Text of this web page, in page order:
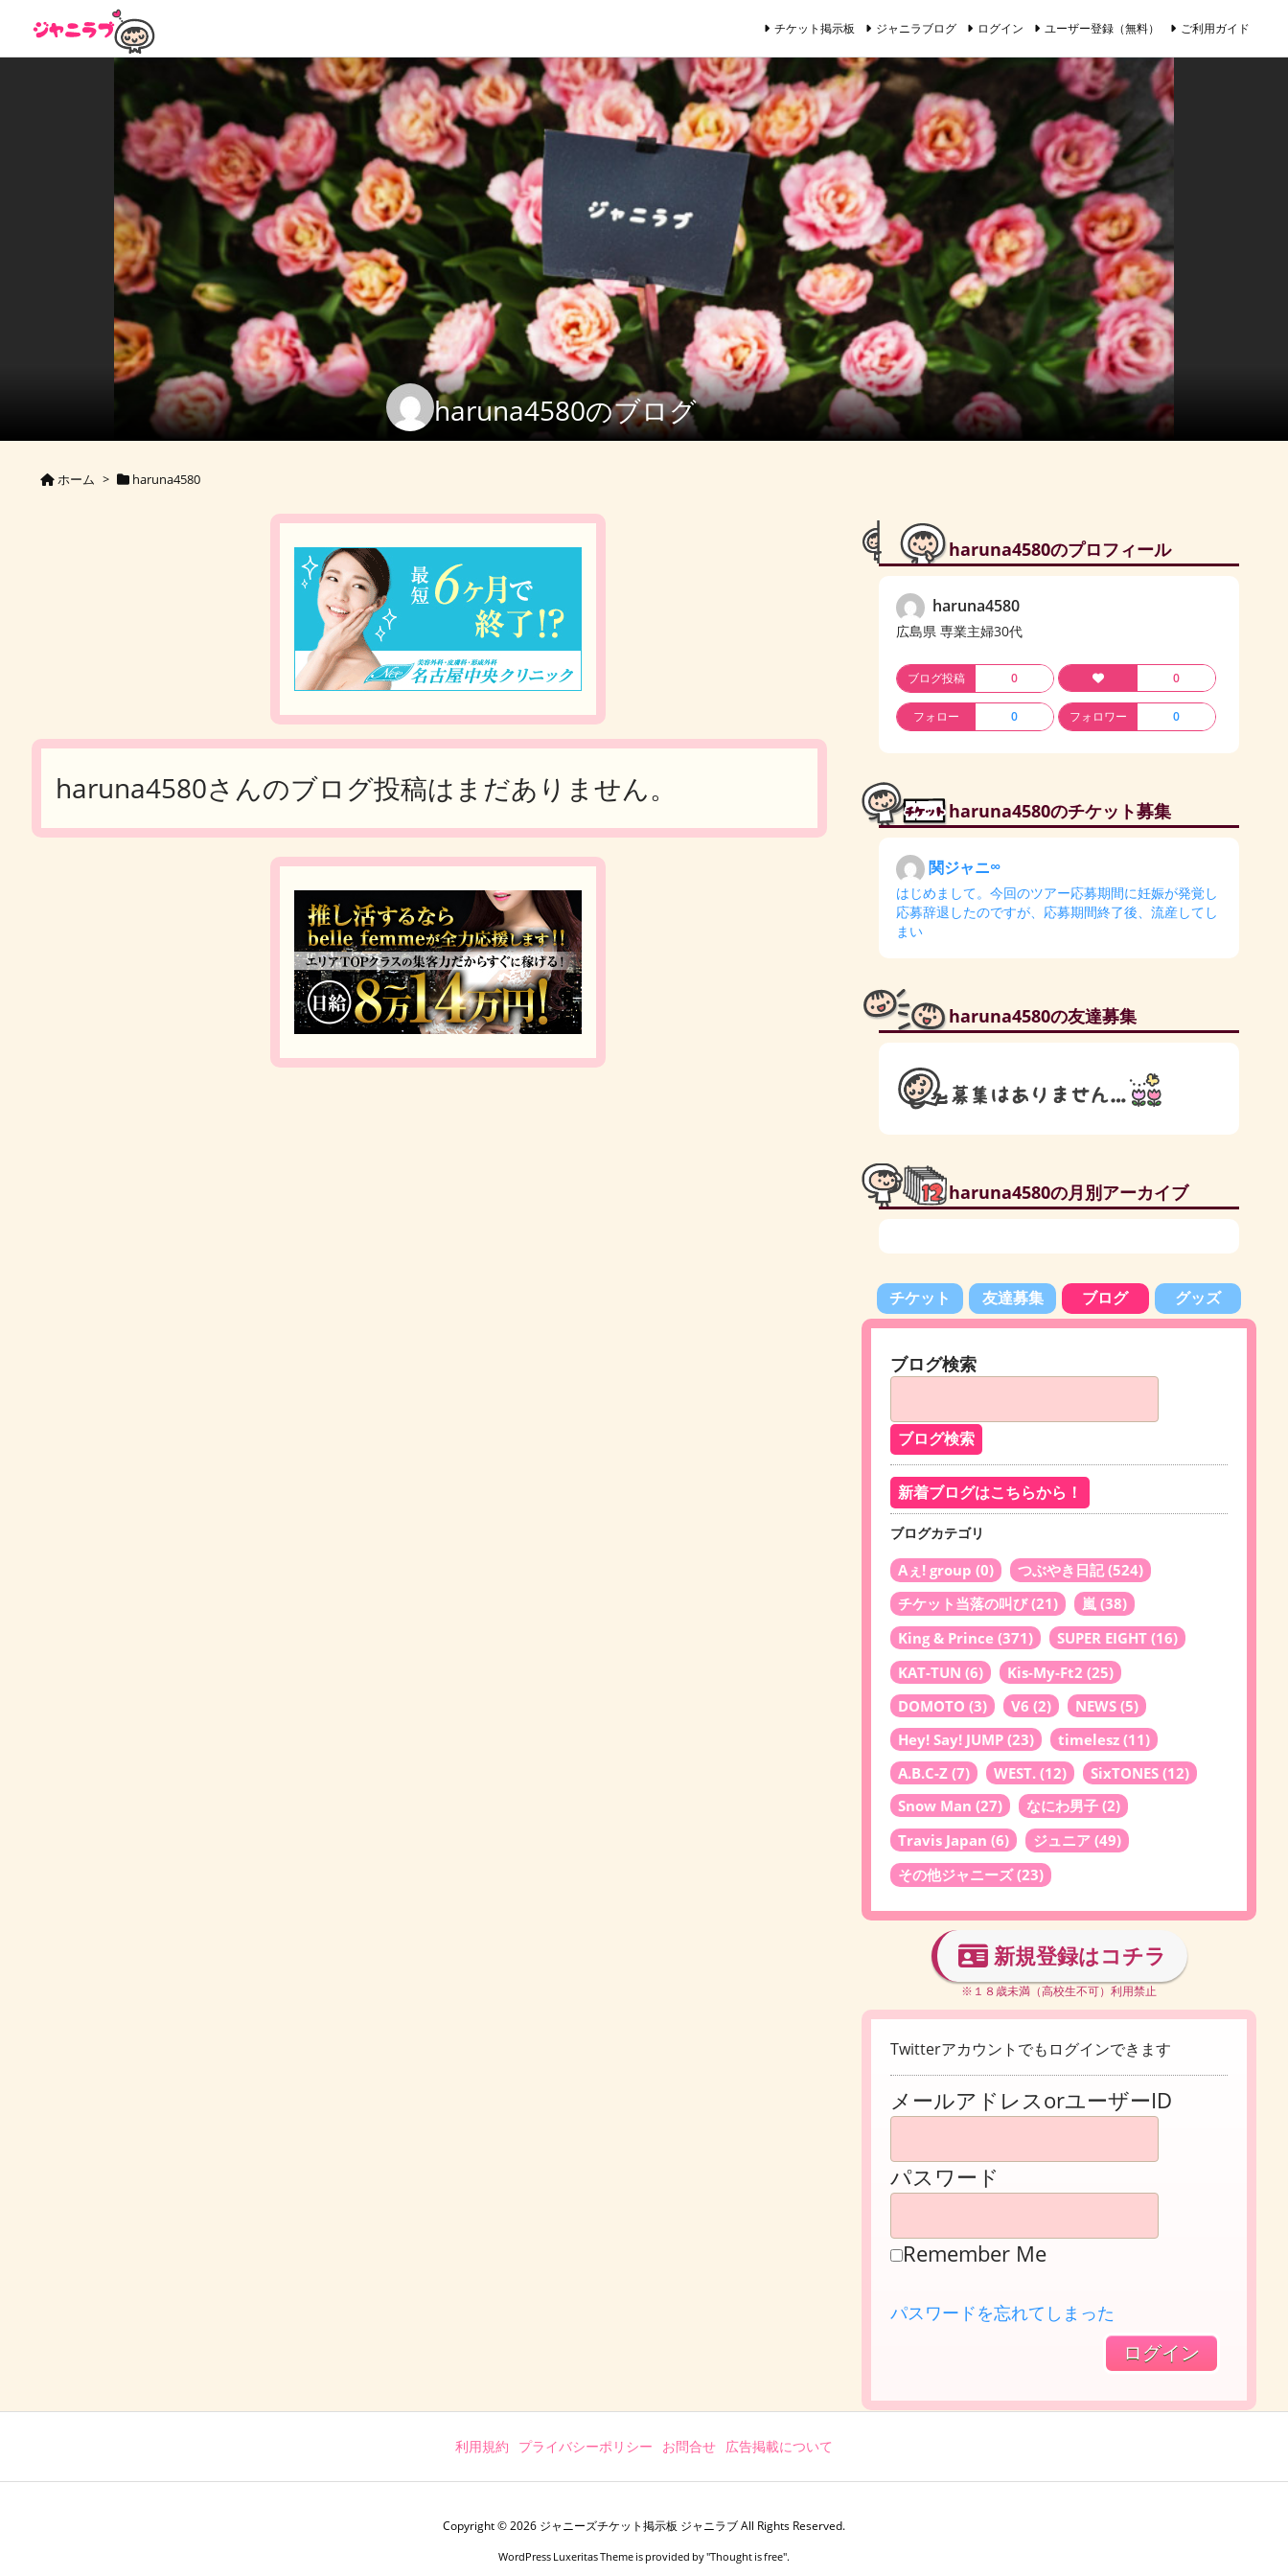
haruna4580のブログ
チケット掲示板 ジャニラブログ ログイン ユーザー登録（無料） ご利用ガイド
ホーム > haruna4580
haruna4580さんのブログ投稿はまだありません。
haruna4580のプロフィール
haruna4580
広島県 専業主婦30代
ブログ投稿 0 0
フォロー 0 フォロワー 0
haruna4580のチケット募集
関ジャニ∞
はじめまして。今回のツアー応募期間に妊娠が発覚し
応募辞退したのですが、応募期間終了後、流産してし
まい
haruna4580の友達募集
haruna4580の月別アーカイブ
チケット 友達募集 ブログ グッズ
ブログ検索
新着ブログはこちらから！
ブログカテゴリ
Aぇ! group (0) つぶやき日記(524)
チケット当落の叫び(21) 嵐 (38)
King & Prince (371) SUPER EIGHT (16)
KAT-TUN (6) Kis-My-Ft2 (25)
DOMOTO (3) V6 (2) NEWS (5)
Hey! Say! JUMP (23) timelesz (11)
A.B.C-Z (7) WEST. (12) SixTONES (12)
Snow Man (27) なにわ男子 (2)
Travis Japan (6) ジュニア (49)
その他ジャニーズ(23)
新規登録はコチラ
※１８歳未満（高校生不可）利用禁止
Twitterアカウントでもログインできます
メールアドレスorユーザーID
パスワード
Remember Me
パスワードを忘れてしまった
利用規約 プライバシーポリシー お問合せ 広告掲載について
Copyright ©2026 ジャニーズチケット掲示板 ジャニラブAll Rights Reserved.
WordPress Luxeritas Theme is provided by "Thought is free".